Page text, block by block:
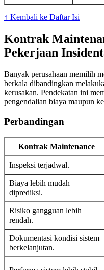
↑ Kembali ke Daftar Isi
Kontrak
Pekerjaan
Banyak perusahaan memilih
berkala dibandingkan
kerusakan. Pendekatan ini
pengendalian biaya maupun
Perbandingan
Kontrak Maintenance
Inspeksi terjadwal.
Biaya lebih mudah
diprediksi.
Risiko gangguan lebih
rendah.
Dokumentasi kondisi sistem
berkelanjutan.